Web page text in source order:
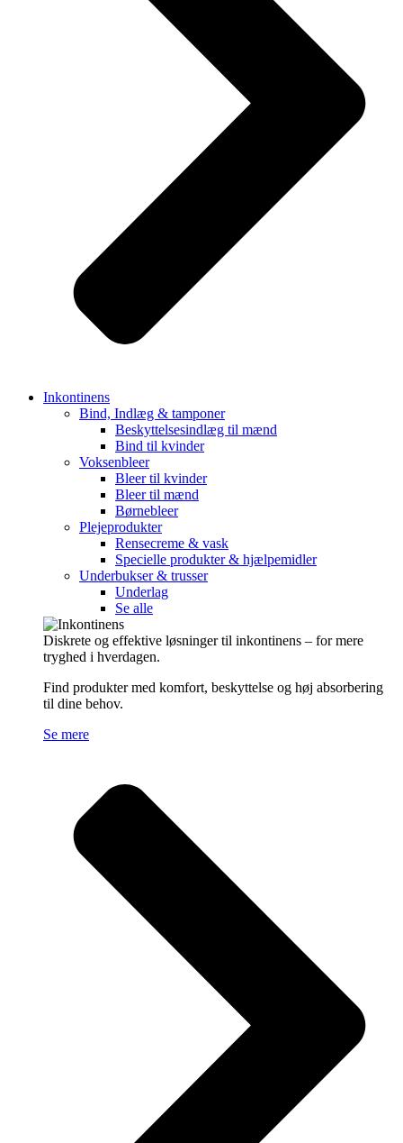
Inkontinens
Bind, Indlæg & tamponer
Beskyttelsesindlæg til mænd
Bind til kvinder
Voksenbleer
Bleer til kvinder
Bleer til mænd
Børnebleer
Plejeprodukter
Rensecreme & vask
Specielle produkter & hjælpemidler
Underbukser & trusser
Underlag
Se alle
Diskrete og effektive løsninger til inkontinens – for mere
tryghed i hverdagen.
Find produkter med komfort, beskyttelse og høj absorbering
til dine behov.
Se mere